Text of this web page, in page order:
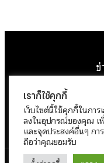
หน้าแรกติ
นโย
เราก็ใช้คุกกี้
เว็บไซต์นี้ใช้คุกกี้ในการ
ลงในอุปกรณ์ของคุณ เ
และจุดประสงค์อื่นๆ กา
ถือว่าคุณยอมรับ